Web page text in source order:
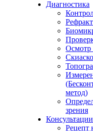
Диагностика
Осмотр
метод)
зрения
Рецепт